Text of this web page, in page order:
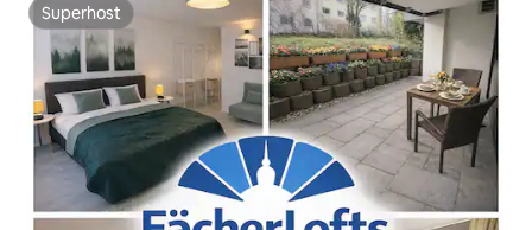
Superhost
Superhost